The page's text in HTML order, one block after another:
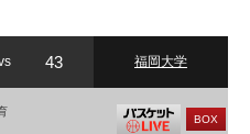
43 福岡大学
BOX